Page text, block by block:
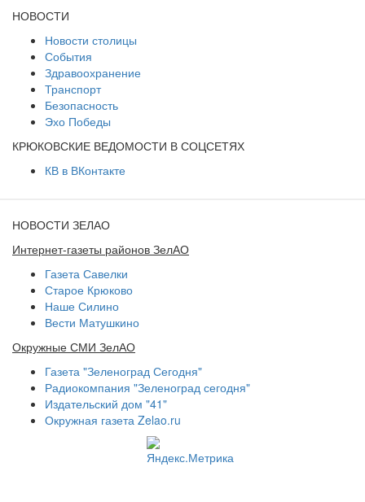
НОВОСТИ
Новости столицы
События
Здравоохранение
Транспорт
Безопасность
Эхо Победы
КРЮКОВСКИЕ ВЕДОМОСТИ В СОЦСЕТЯХ
КВ в ВКонтакте
НОВОСТИ ЗЕЛАО
Интернет-газеты районов ЗелАО
Газета Савелки
Старое Крюково
Наше Силино
Вести Матушкино
Окружные СМИ ЗелАО
Газета "Зеленоград Сегодня"
Радиокомпания "Зеленоград сегодня"
Издательский дом "41"
Окружная газета Zelao.ru